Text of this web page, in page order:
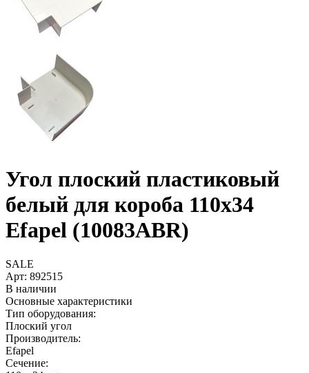
Угол плоский пластиковый
белый для короба 110x34
Efapel (10083ABR)
SALE
Арт: 892515
В наличии
Основные характеристики
Тип оборудования:
Плоский угол
Производитель:
Efapel
Сечение: